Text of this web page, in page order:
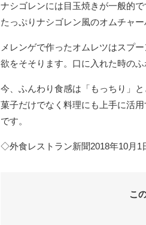
ナシゴレンには目玉焼きが一般的
たっぷりナシゴレン風のオムチャー
メレンゲで作ったオムレツはスプ
欲をそそります。口に入れた時の
今、ふんわり食感は「もっちり」
菓子だけでなく料理にも上手に活
です。
◇外食レストラン新聞2018年10月1
こ